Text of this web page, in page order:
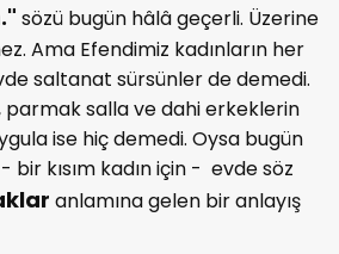
sözü bugün hâlâ geçerli. Üzerine
Ama Efendimiz kadınların her
saltanat sürsünler de demedi.
parmak salla ve dahi erkeklerin
ise hiç demedi. Oysa bugün
kısım kadın için - evde söz
anlamına gelen bir anlayış